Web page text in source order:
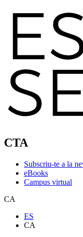
CTA
Subscriu-te a la
eBooks
Campus virtual
CA
ES
CA